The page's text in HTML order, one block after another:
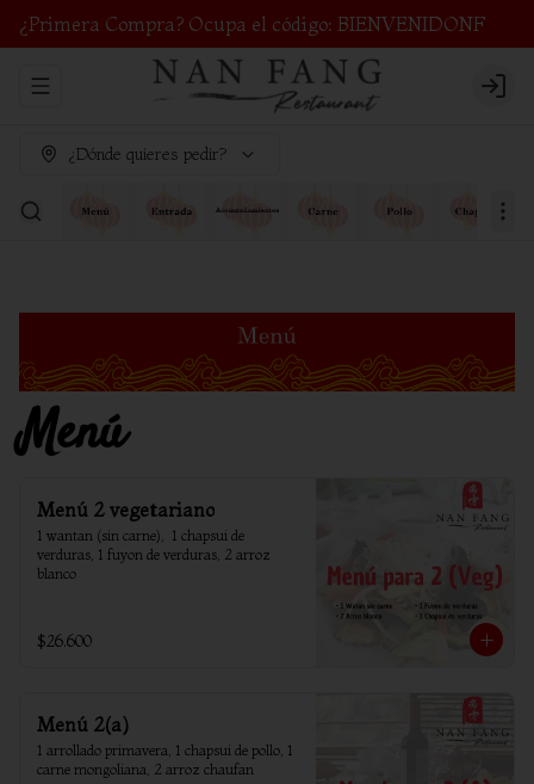
¿Primera Compra? Ocupa el código: BIENVENIDONF
Abrir menu de navegación Login
¿Dónde quieres pedir?
Menú
Menú 2 vegetariano
1 wantan (sin carne),  1 chapsui de
verduras, 1 fuyon de verduras, 2 arroz
blanco
$26.600
Menú 2(a)
1 arrollado primavera, 1 chapsui de pollo, 1
carne mongoliana, 2 arroz chaufan